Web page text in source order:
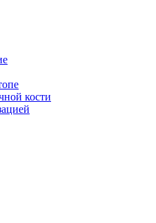
кости